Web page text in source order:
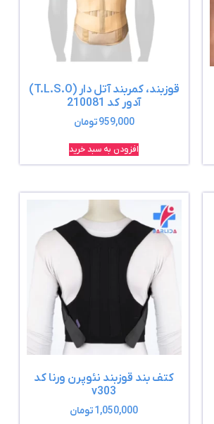
قوزبند، کمربند آتل دار (T.L.S.O)
آدور کد 210081
959,000تومان
افزودن به سبد خرید
کتف بند قوزبند نئوپرن ورنا کد
v303
1,050,000تومان